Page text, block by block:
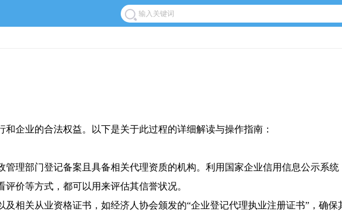
企业的合法权益。以下是关于此过程的详细解读与操作指南：
理部门登记备案且具备相关代理资质的机构。利用国家企业信用信息公示系
价等方式，都可以用来评估其信誉状况。
相关从业资格证书，如经济人协会颁发的“企业登记代理执业注册证书”，确保